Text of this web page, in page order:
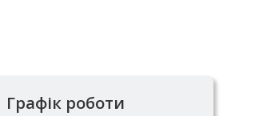
Графік роботи